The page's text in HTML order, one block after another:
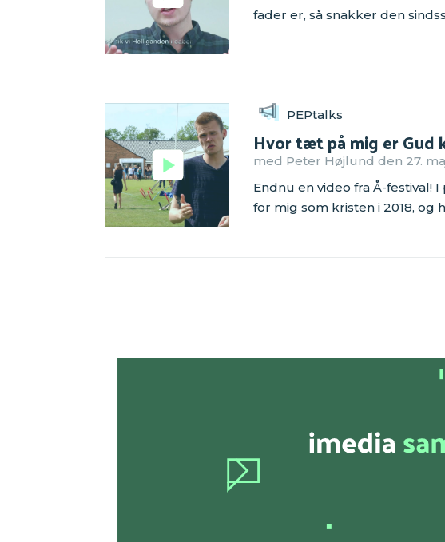
fader er, så snakker den
PEPtalks
Hvor tæt på mig er Gud
med Peter Højlund den 27.
Endnu en video fra Å-festival!
for mig som kristen i 2018,